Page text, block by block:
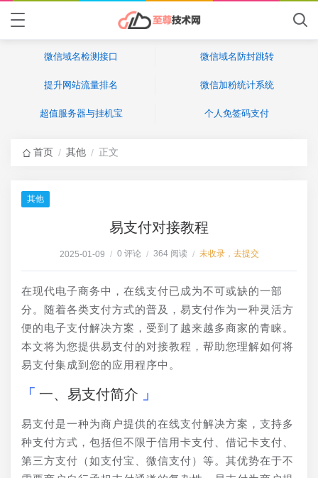
微信域名检测接口 微信域名防封跳转
提升网站流量排名 微信加粉统计系统
超值服务器与挂机宝 个人免签码支付
首页 / 其他 / 正文
其他
易支付对接教程
2025-01-09 / 0 评论 / 364 阅读 / 未收录，去提交
在现代电子商务中，在线支付已成为不可或缺的一部
分。随着各类支付方式的普及，易支付作为一种灵活方
便的电子支付解决方案，受到了越来越多商家的青睐。
本文将为您提供易支付的对接教程，帮助您理解如何将
易支付集成到您的应用程序中。
一、易支付简介
易支付是一种为商户提供的在线支付解决方案，支持多
种支付方式，包括但不限于信用卡支付、借记卡支付、
第三方支付（如支付宝、微信支付）等。其优势在于不